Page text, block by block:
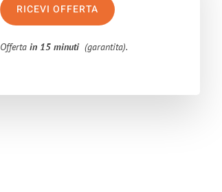
RICEVI OFFERTA
Offertain 15 minuti (garantita).